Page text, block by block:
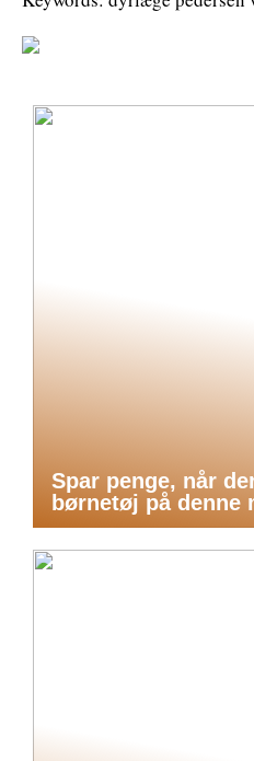
Spar penge, når
børnetøj på denne